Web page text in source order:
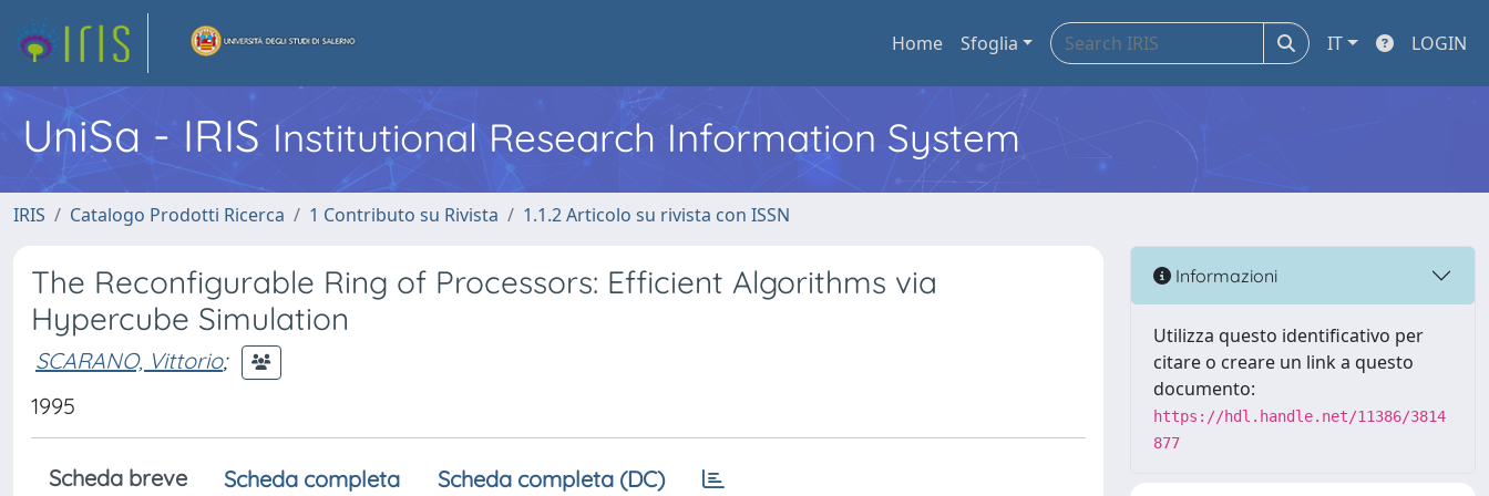
Home Sfoglia IT LOGIN
UniSa - IRIS Institutional Research Information System
IRIS Catalogo Prodotti Ricerca 1 Contributo su Rivista 1.1.2 Articolo su rivista con ISSN
The Reconfigurable Ring of Processors: Efficient Algorithms via
Hypercube Simulation
SCARANO, Vittorio;
1995
Scheda breve Scheda completa Scheda completa (DC)
Informazioni
Utilizza questo identificativo per
citare o creare un link a questo
documento:
https://hdl.handle.net/11386/3814
877